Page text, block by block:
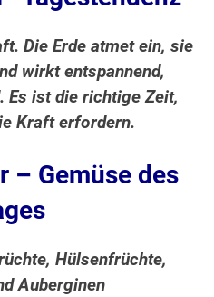
Die Erde atmet ein, sie
wirkt entspannend,
Es ist die richtige Zeit,
Kraft erfordern.
– Gemüse des
Hülsenfrüchte,
Auberginen